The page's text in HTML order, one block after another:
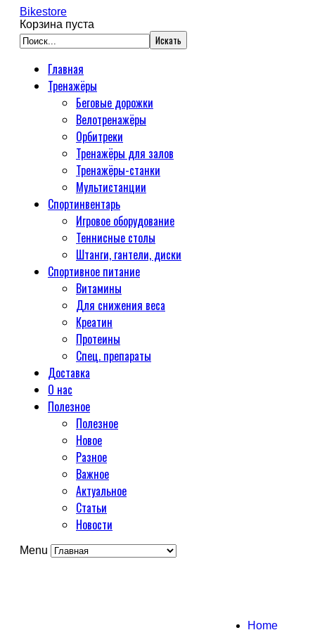
Bikestore
Корзина пуста
Главная
Тренажёры
Беговые дорожки
Велотренажёры
Орбитреки
Тренажёры для залов
Тренажёры-станки
Мультистанции
Спортинвентарь
Игровое оборудование
Теннисные столы
Штанги, гантели, диски
Спортивное питание
Витамины
Для снижения веса
Креатин
Протеины
Спец. препараты
Доставка
О нас
Полезное
Полезное
Новое
Разное
Важное
Актуальное
Статьи
Новости
Menu
Home